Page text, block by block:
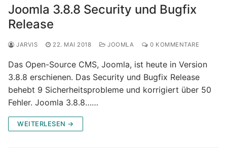
Joomla 3.8.8 Security und Bugfix
Release
JARVIS 22. MAI 2018 JOOMLA 0 KOMMENTARE
Das Open-Source CMS, Joomla, ist heute in Version
3.8.8 erschienen. Das Security und Bugfix Release
behebt 9 Sicherheitsprobleme und korrigiert über 50
Fehler. Joomla 3.8.8……
WEITERLESEN →